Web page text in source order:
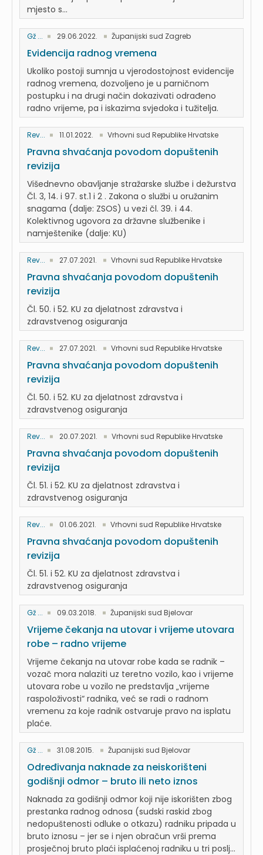
mjesto s...
Gž ... 29.06.2022. Županijski sud Zagreb
Evidencija radnog vremena
Ukoliko postoji sumnja u vjerodostojnost evidencije
radnog vremena, dozvoljeno je u parničnom
postupku i na drugi način dokazivati odrađeno
radno vrijeme, pa i iskazima svjedoka i tužitelja.
Rev... 11.01.2022. Vrhovni sud Republike Hrvatske
Pravna shvaćanja povodom dopuštenih
revizija
Višednevno obavljanje stražarske službe i dežurstva
Čl. 3, 14. i 97. st.1 i 2 . Zakona o službi u oružanim
snagama (dalje: ZSOS) u vezi čl. 39. i 44.
Kolektivnog ugovora za državne službenike i
namještenike (dalje: KU)
Rev... 27.07.2021. Vrhovni sud Republike Hrvatske
Pravna shvaćanja povodom dopuštenih
revizija
Čl. 50. i 52. KU za djelatnost zdravstva i
zdravstvenog osiguranja
Rev... 27.07.2021. Vrhovni sud Republike Hrvatske
Pravna shvaćanja povodom dopuštenih
revizija
Čl. 50. i 52. KU za djelatnost zdravstva i
zdravstvenog osiguranja
Rev... 20.07.2021. Vrhovni sud Republike Hrvatske
Pravna shvaćanja povodom dopuštenih
revizija
Čl. 51. i 52. KU za djelatnost zdravstva i
zdravstvenog osiguranja
Rev... 01.06.2021. Vrhovni sud Republike Hrvatske
Pravna shvaćanja povodom dopuštenih
revizija
Čl. 51. i 52. KU za djelatnost zdravstva i
zdravstvenog osiguranja
Gž ... 09.03.2018. Županijski sud Bjelovar
Vrijeme čekanja na utovar i vrijeme utovara
robe – radno vrijeme
Vrijeme čekanja na utovar robe kada se radnik –
vozač mora nalaziti uz teretno vozilo, kao i vrijeme
utovara robe u vozilo ne predstavlja „vrijeme
raspoloživosti“ radnika, već se radi o radnom
vremenu za koje radnik ostvaruje pravo na isplatu
plaće.
Gž ... 31.08.2015. Županijski sud Bjelovar
Određivanja naknade za neiskorišteni
godišnji odmor – bruto ili neto iznos
Naknada za godišnji odmor koji nije iskorišten zbog
prestanka radnog odnosa (sudski raskid zbog
nedopuštenosti odluke o otkazu) radniku pripada u
bruto iznosu – jer se i njen obračun vrši prema
prosječnoj bruto plaći isplaćenoj radniku u tri poslj...